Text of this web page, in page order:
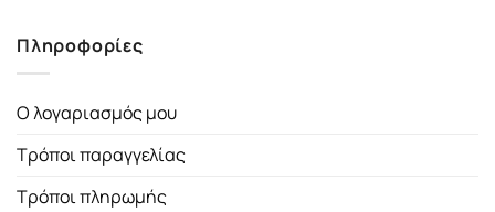
Πληροφορίες
Ο λογαριασμός μου
Τρόποι παραγγελίας
Τρόποι πληρωμής